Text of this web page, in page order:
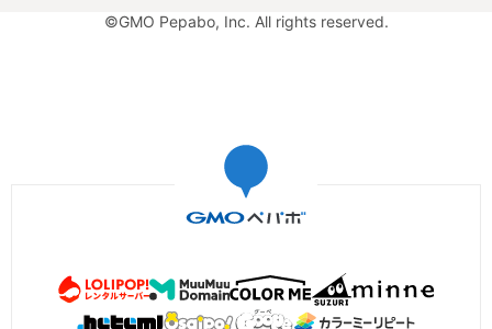
©GMO Pepabo, Inc. All rights reserved.